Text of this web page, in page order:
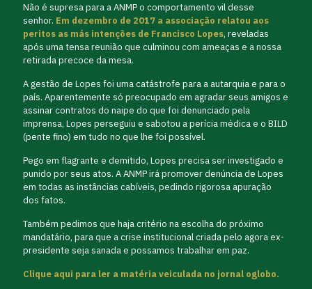
Não é supresa para a ANMP o comportamento vil desse
senhor. Em dezembro de 2017 a associação relatou aos
peritos as más intenções de Francisco Lopes, reveladas
após uma tensa reunião que culminou com ameaças e a nossa
retirada precoce da mesa.
A gestão de Lopes foi uma catástrofe para a autarquia e para o
país. Aparentemente só preocupado em agradar seus amigos e
assinar contratos do naipe do que foi denunciado pela
imprensa, Lopes perseguiu e sabotou a perícia médica e o BILD
(pente fino) em tudo no que lhe foi possível.
Pego em flagrante e demitido, Lopes precisa ser investigado e
punido por seus atos. A ANMP irá promover denúncia de Lopes
em todas as instâncias cabíveis, pedindo rigorosa apuração
dos fatos.
Também pedimos que haja critério na escolha do próximo
mandatário, para que a crise institucional criada pelo agora ex-
presidente seja sanada e possamos trabalhar em paz.
Clique aqui para ler a matéria veiculada no jornal oglobo.